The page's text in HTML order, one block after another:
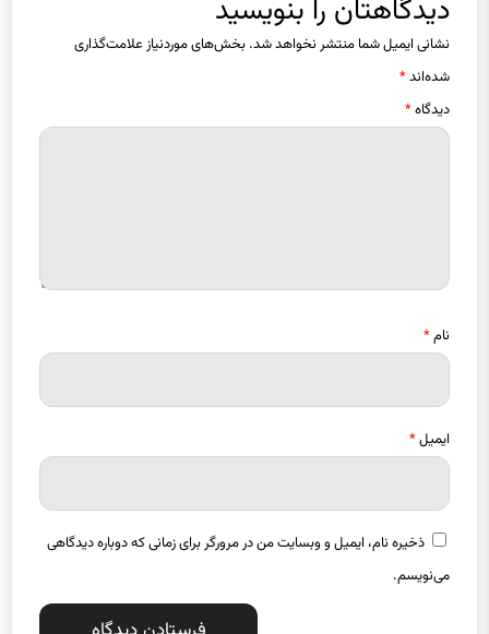
دیدگاهتان را بنویسید
نشانی ایمیل شما منتشر نخواهد شد. بخش‌های موردنیاز علامت‌گذاری
شده‌اند*
دیدگاه*
نام*
ایمیل*
ذخیره نام، ایمیل و وبسایت من در مرورگر برای زمانی که دوباره دیدگاهی
می‌نویسم.